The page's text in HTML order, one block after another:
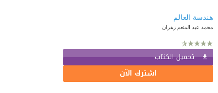
هندسة العالم
محمد عبد المنعم زهران
تحميل الكتاب
اشترك الآن